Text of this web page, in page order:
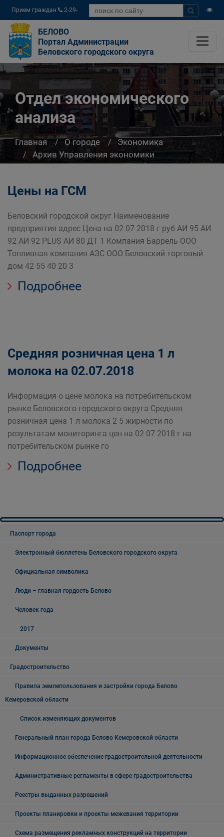
Прием граждан
2-29-
04
БЕЛОВО
Портал Администрации
Беловского городского округа
Отдел экономического
анализа
Главная О городе
Экономика
Архив Управления экономики
Отдел экономического анализа
Цены на ГСМ
Беловский городской округ Наименование
предприятия адрес Цена на 02 07 2018 г руб АИ 95 АИ
92 АИ 92 PLUS АИ 80 ДТ 1 Компания Баррель ООО
Топливная компания АЗС ООО Беловский торговый
дом 42 55 40 20 3
Подробнее
Средняя розничная цена 1 л
молока на 02.07.2018
Информация о цене молока на потребительском
рынке Беловского городского округа Средняя
розничная цена 1 л молока 2 5 жирности по
результатам мониторинга цен на 02 07 2018 г на
потребительском рынке го
Подробнее
Паспорт города
Электронный бюллетень Беловского городского округа
Официальная символика
Люди – главная гордость Белово
Человек года
2017
Документы
Градостроительство
Правила землепользования и застройки города Белово
Кемеровской области
Список изменяющих документов
Генеральный план города Белово Кемеровской области
Информационное обеспечение градостроительной деятельности
Административные регламенты в сфере градостроительства
Реестры выданных разрешений
Проекты планировки и проекты межевания территории
Схема размещения рекламных конструкций на территории